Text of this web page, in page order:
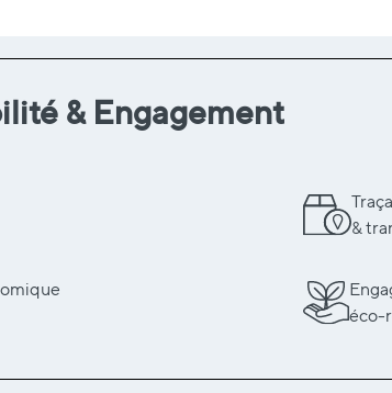
& Engagement
&
éco-